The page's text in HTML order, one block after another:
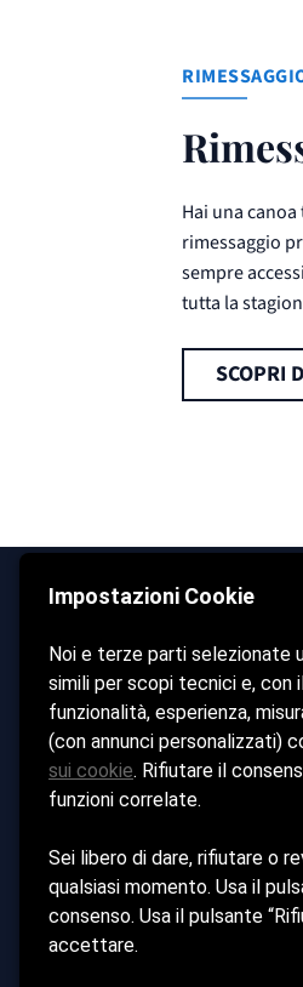
Hai una
rimessaggio
sempre
tutta la
SCOPRI
Home
La Spiaggia
Risto-Bar
Casa Vacanza
Rimessaggio
Contatti
Impostazioni Cookie
Noi e terze parti selezionate
simili per scopi tecnici e, con
funzionalità, esperienza,
(con annunci personalizzati)
sui cookie. Rifiutare il
funzioni correlate.
Sei libero di dare, rifiutare o
qualsiasi momento. Usa il
consenso. Usa il pulsante
accettare.